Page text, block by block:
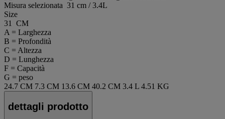
Misura selezionata 31 cm / 3.4L
Size
31 CM
A = Larghezza
B = Profondità
C = Altezza
D = Lunghezza
F = Capacità
G = peso
24.7 CM 7.3 CM 13.6 CM 40.2 CM 3.4 L 4.51 KG
dettagli prodotto